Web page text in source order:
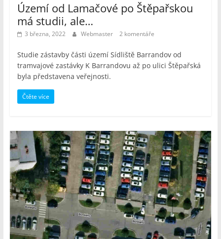
Území od Lamačové po Štěpařskou
má studii, ale…
3 března, 2022 Webmaster 2 komentáře
Studie zástavby části území Sídliště Barrandov od
tramvajové zastávky K Barrandovu až po ulici Štěpařská
byla představena veřejnosti.
Čtěte více